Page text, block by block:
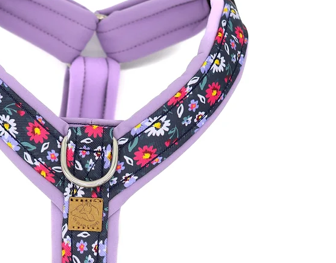
verwendet und für die goldenen Messing.
Mir ist Sicherheit mindestens genauso wichtig wie
Schönheit, somit wurden die leinen getestet. Trotz
vielen Tests sind sie aber nur im normalen Alltag zu
tragen und auf keinem Fall als Sportleinen gedacht. Sie
sollten regelmäßig auf Verschleiß und Abnutzungen
geprüft werden und möglicherweise entsorgt werden.
Die Produkte wurden explizit für Hunde entwickelt und
sind nicht für den Gebrauch für Kinder oder Menschen
gemacht. Die Materialien wurden speziell auf die
Bedürfnisse von Hunden abgestimmt. Die Ringe und
die dazugehörige Bruchlast wurden speziell für die
individuelle Bestellung ausgewählt. Das sollte beim